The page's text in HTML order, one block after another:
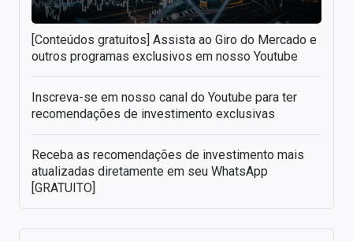
[Conteúdos gratuitos] Assista ao Giro do Mercado e
outros programas exclusivos em nosso Youtube
Inscreva-se em nosso canal do Youtube para ter
recomendações de investimento exclusivas
Receba as recomendações de investimento mais
atualizadas diretamente em seu WhatsApp
[GRATUITO]